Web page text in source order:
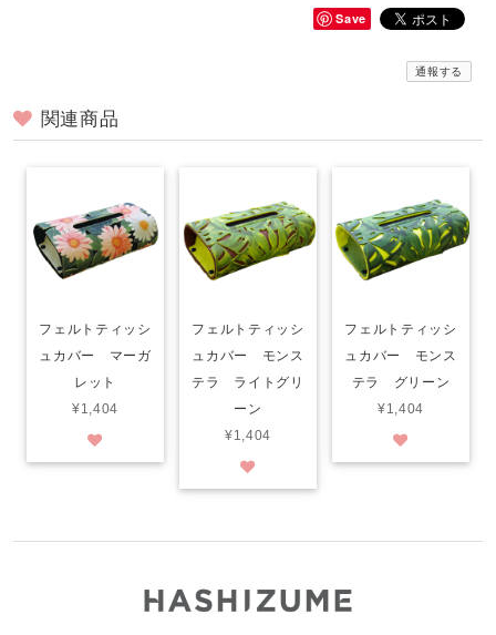
Save
通報する
関連商品
フェルトティッシ
ュカバー マーガ
レット
¥1,404
フェルトティッシ
ュカバー モンス
テラ ライトグリ
ーン
¥1,404
フェルトティッシ
ュカバー モンス
テラ グリーン
¥1,404